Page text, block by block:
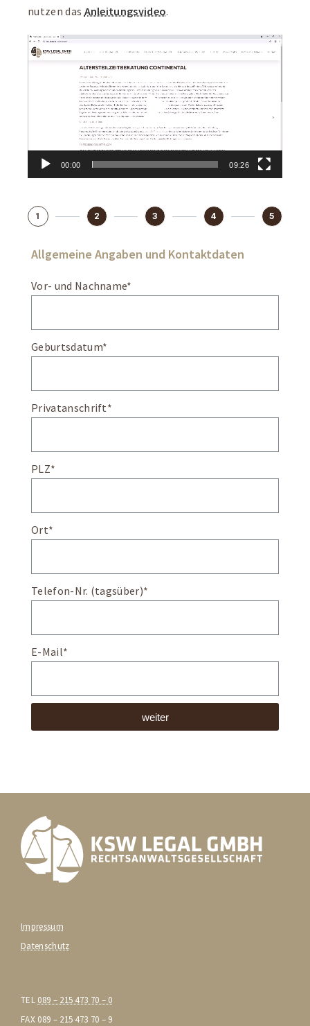
nutzen das Anleitungsvideo.
Video-
00:00 09:26
1 2 3 4 5
Allgemeine Angaben und Kontaktdaten
Vor- und Nachname*
Geburtsdatum*
Privatanschrift*
PLZ*
Ort*
Telefon-Nr. (tagsüber)*
E-Mail*
weiter
Impressum
Datenschutz
TEL 089 – 215 473 70 – 0
FAX 089 – 215 473 70 – 9